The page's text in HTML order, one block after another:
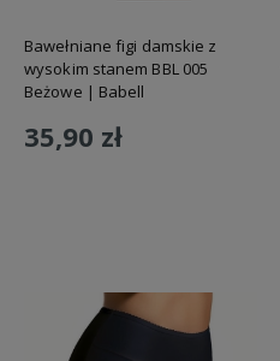
Bawełniane figi damskie z
wysokim stanem BBL 005
Beżowe | Babell
35,90 zł